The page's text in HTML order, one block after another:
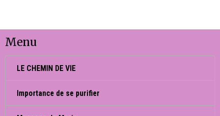
Menu
LE CHEMIN DE VIE
Importance de se purifier